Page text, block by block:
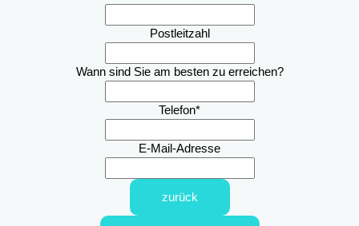
Postleitzahl
Wann sind Sie am besten zu erreichen?
Telefon*
E-Mail-Adresse
zurück